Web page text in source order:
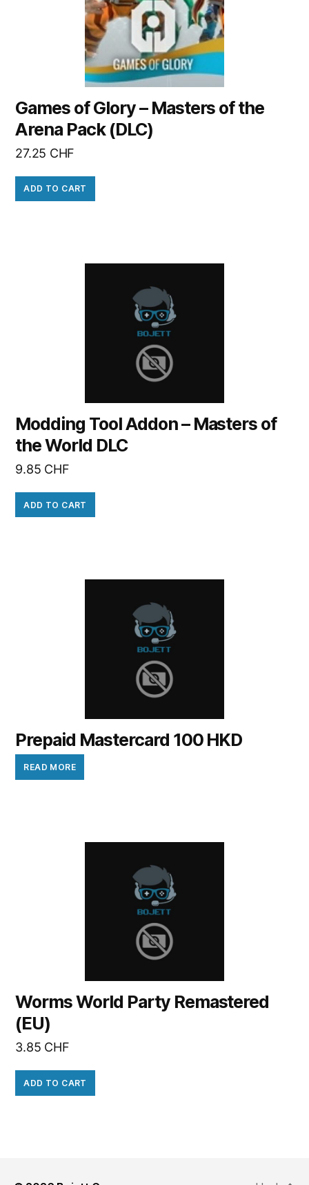
Games of Glory – Masters of the
Arena Pack (DLC)
27.25 CHF
ADD TO CART
Modding Tool Addon – Masters of
the World DLC
9.85 CHF
ADD TO CART
Prepaid Mastercard 100 HKD
READ MORE
Worms World Party Remastered
(EU)
3.85 CHF
ADD TO CART